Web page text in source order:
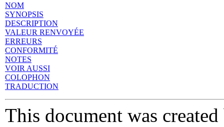
NOM
SYNOPSIS
DESCRIPTION
VALEUR RENVOYÉE
ERREURS
CONFORMITÉ
NOTES
VOIR AUSSI
COLOPHON
TRADUCTION
This document was